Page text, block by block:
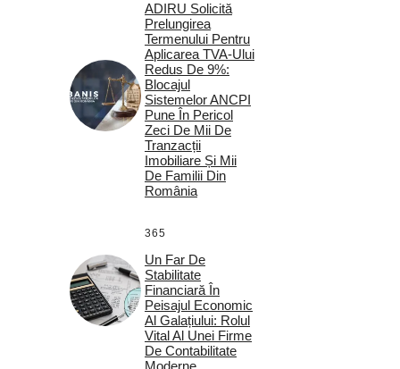
ADIRU Solicită
Prelungirea
Termenului Pentru
Aplicarea TVA-Ului
Redus De 9%:
Blocajul
Sistemelor ANCPI
Pune În Pericol
Zeci De Mii De
Tranzacții
Imobiliare Și Mii
De Familii Din
România
365
Un Far De
Stabilitate
Financiară În
Peisajul Economic
Al Galațiului: Rolul
Vital Al Unei Firme
De Contabilitate